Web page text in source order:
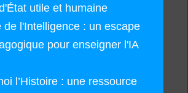
utile et humaine
de l'Intelligence : un escape
pour enseigner l'IA
l’Histoire : une ressource